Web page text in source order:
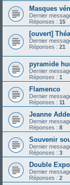
Masques
Dernier
Réponses : 15
[ouvert]
Dernier
Réponses : 21
pyramide
Dernier
Réponses : 1
Flamenco
Dernier
Réponses : 11
Jeanne
Dernier
Réponses : 8
Souvenir
Dernier
Réponses : 3
Double Expo
Dernier
Réponses : 2